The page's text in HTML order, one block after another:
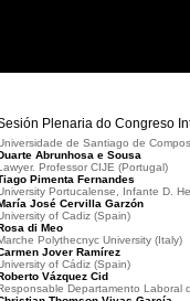
Plenaria do Congreso
de Santiago de
Abrunhosa e Sousa
Professor CIJE (Portugal)
Pimenta Fernandes
Portucalense, Infante D.
José Cervilla Garzón
of Cadiz (Spain)
di Meo
Polythecnyc University (Italy)
Jover Ramírez
of Cádiz (Spain)
Vázquez Cid
Departamento Laboral